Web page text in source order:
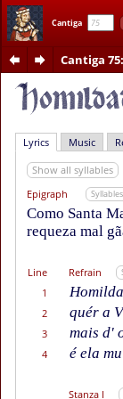
Cantiga
Cantiga 75
Lyrics Music
Show all syllables
Epigraph
Syllables
Como Santa
requeza mal
Line Refrain
1
2 quér a
3 mais d'
4 é ela
Stanza I